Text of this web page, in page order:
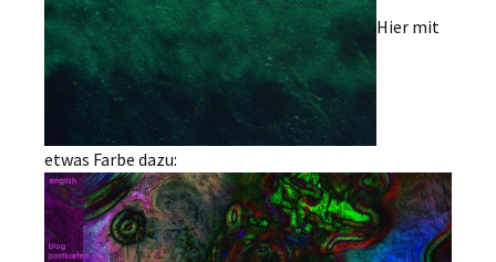
Hier mit
etwas Farbe dazu: